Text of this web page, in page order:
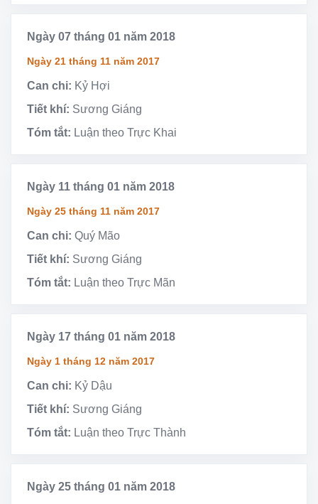
Ngày 07 tháng 01 năm 2018
Ngày 21 tháng 11 năm 2017
Can chi: Kỷ Hợi
Tiết khí: Sương Giáng
Tóm tắt: Luận theo Trực Khai
Ngày 11 tháng 01 năm 2018
Ngày 25 tháng 11 năm 2017
Can chi: Quý Mão
Tiết khí: Sương Giáng
Tóm tắt: Luận theo Trực Mãn
Ngày 17 tháng 01 năm 2018
Ngày 1 tháng 12 năm 2017
Can chi: Kỷ Dậu
Tiết khí: Sương Giáng
Tóm tắt: Luận theo Trực Thành
Ngày 25 tháng 01 năm 2018